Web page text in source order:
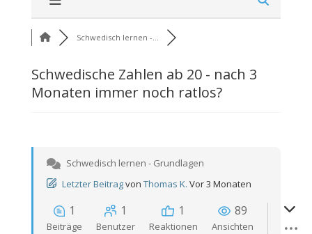
Schwedisch lernen -...
Schwedische Zahlen ab 20 - nach 3
Monaten immer noch ratlos?
Schwedisch lernen - Grundlagen
Letzter Beitragvon Thomas K. Vor 3 Monaten
1
Beiträge
1
Benutzer
1
Reaktionen
89
Ansichten